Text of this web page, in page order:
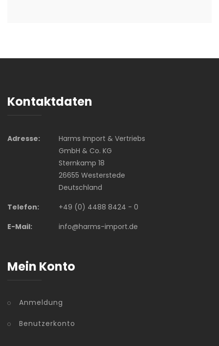
Kontaktdaten
Adresse:
Harms Import & Vertriebs
GmbH & Co. KG
Sternkamp 18
26655 Westerstede
Deutschland
Telefon:
+49 (0) 4488 8424 - 0
E-Mail:
info@harms-import.de
Mein Konto
Anmeldung
Benutzerkonto